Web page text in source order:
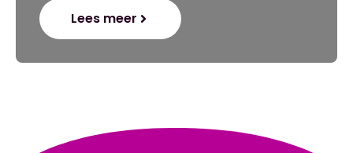
Lees meer